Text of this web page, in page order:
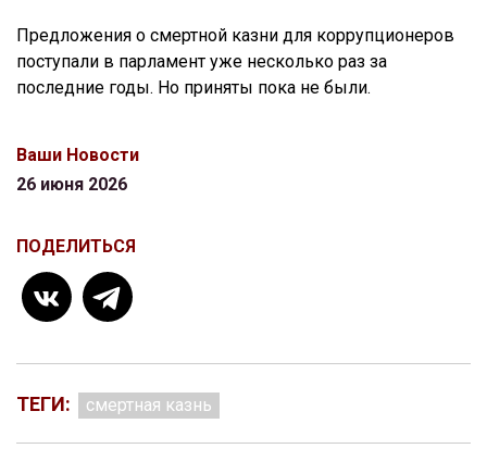
Предложения о смертной казни для коррупционеров
поступали в парламент уже несколько раз за
последние годы. Но приняты пока не были.
Ваши Новости
26 июня 2026
ПОДЕЛИТЬСЯ
ТЕГИ: смертная казнь